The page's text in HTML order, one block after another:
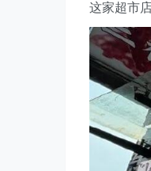
这家超市